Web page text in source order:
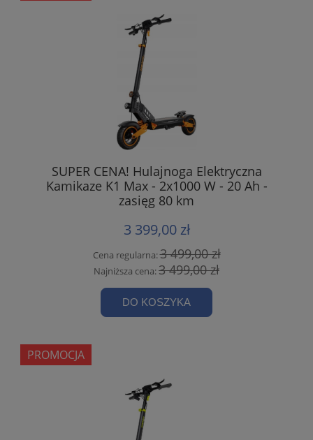
SUPER CENA! Hulajnoga Elektryczna
Kamikaze K1 Max - 2x1000 W - 20 Ah -
zasięg 80 km
3 399,00 zł
Cena regularna:3 499,00 zł
Najniższa cena:3 499,00 zł
DO KOSZYKA
PROMOCJA